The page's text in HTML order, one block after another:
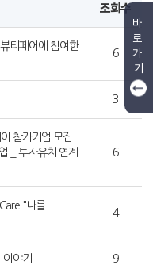
조회수
티페어에 참여한
6
3
참가기업 모집
_ 투자유치 연계
6
"나를
4
야기 9
바
로
가
기